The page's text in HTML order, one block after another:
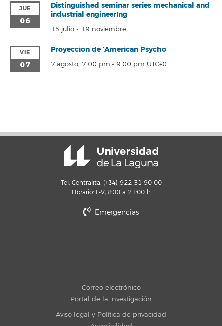
JUE
06
Distinguished seminar series mechanical and
industrial engineerIng
16 julio- 19 noviembre
VIE
07
Proyección de ‘American Psycho’
7 agosto, 7:00 pm - 9:00 pm UTC+0
Tel. Centralita: (+34) 922 31 90 00
Horario: L-V, 8:00 a 21:00 h
Emergencias
Correo electrónico
Portal de la Investigación
Aviso legal y Política de privacidad